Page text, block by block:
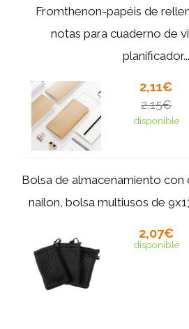
Fromthenon-papéis de
notas para cuaderno de
planificador...
2,11€
2,15€
disponible
Bolsa de almacenamiento con
nailon, bolsa multiusos de
2,07€
disponible